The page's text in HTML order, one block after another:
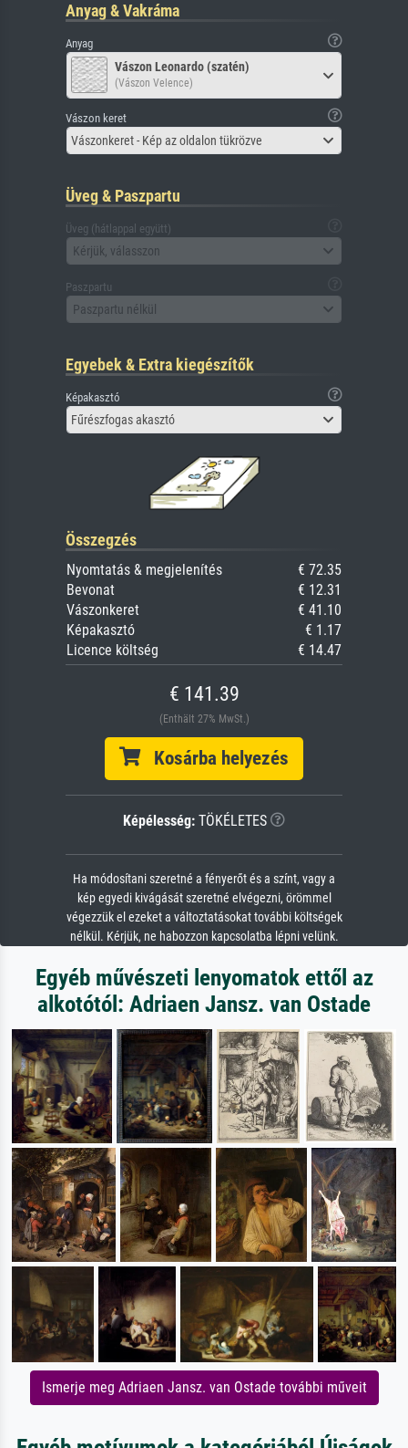
Anyag & Vakráma
Anyag
Vászon Leonardo (szatén)
(Vászon Velence)
Vászon keret
Vászonkeret - Kép az oldalon tükrözve
Üveg & Paszpartu
Üveg (hátlappal együtt)
Kérjük, válasszon
Paszpartu
Paszpartu nélkül
Egyebek & Extra kiegészítők
Képakasztó
Fűrészfogas akasztó
Összegzés
Nyomtatás & megjelenítés
€ 72.35
Bevonat
€ 12.31
Vászonkeret
€ 41.10
Képakasztó
€ 1.17
Licence költség
€ 14.47
€ 141.39
(Enthält 27% MwSt.)
Kosárba helyezés
Képélesség: TÖKÉLETES
Ha módosítani szeretné a fényerőt és a színt, vagy a
kép egyedi kivágását szeretné elvégezni, örömmel
végezzük el ezeket a változtatásokat további költségek
nélkül. Kérjük, ne habozzon kapcsolatba lépni velünk.
Egyéb művészeti lenyomatok ettől az
alkotótól: Adriaen Jansz. van Ostade
Ismerje meg Adriaen Jansz. van Ostade további műveit